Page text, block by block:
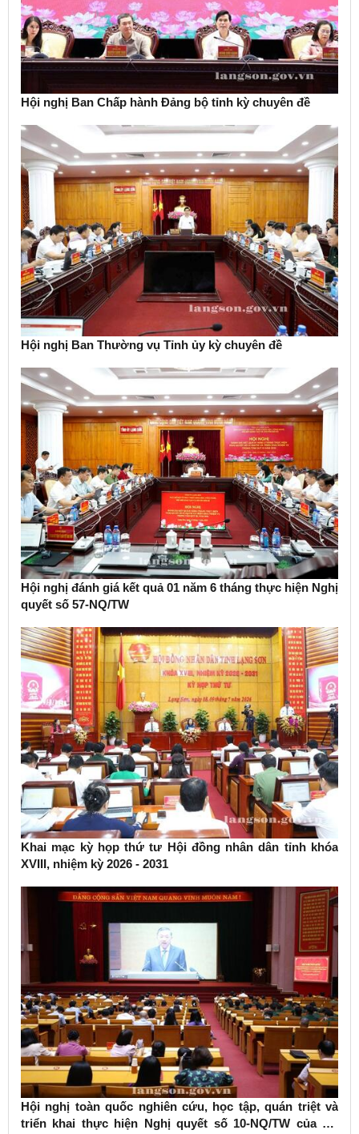
Hội nghị Ban Chấp hành Đảng bộ tỉnh kỳ chuyên đề
Hội nghị Ban Thường vụ Tỉnh ủy kỳ chuyên đề
Hội nghị đánh giá kết quả 01 năm 6 tháng thực hiện Nghị
quyết số 57-NQ/TW
Khai mạc kỳ họp thứ tư Hội đồng nhân dân tỉnh khóa
XVIII, nhiệm kỳ 2026 - 2031
Hội nghị toàn quốc nghiên cứu, học tập, quán triệt và
triển khai thực hiện Nghị quyết số 10-NQ/TW của Bộ